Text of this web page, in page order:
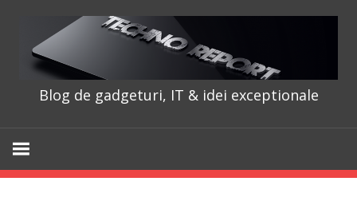
content
Blog de gadgeturi, IT & idei exceptionale